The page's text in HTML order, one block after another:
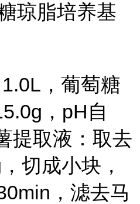
琼脂培养基
，葡萄糖
，pH自
提取液：取去
切成小块，
，滤去马